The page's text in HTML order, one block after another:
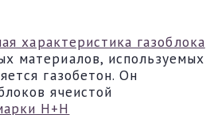
характеристика газоблока
материалов, используемых
газобетон. Он
ячеистой